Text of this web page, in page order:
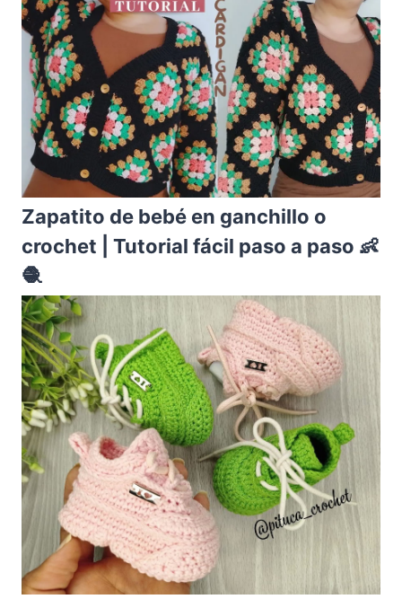
Zapatito de bebé en ganchillo o
crochet | Tutorial fácil paso a paso 👶
🧶